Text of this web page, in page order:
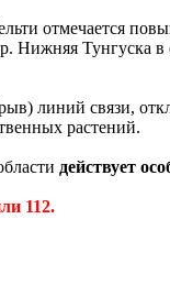
отмечается
Тунгуска в
линий связи,
растений.
действует
112.